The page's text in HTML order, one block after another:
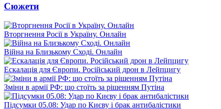
Сюжети
Вторгнення Росії в Україну. Онлайн
Війна на Близькому Сході. Онлайн
Ескалація для Європи. Російський дрон в Лейпцигу
Зміни в армії РФ: що стоїть за рішенням Путіна
Підсумки 05.08: Удар по Києву і брак антибалістики